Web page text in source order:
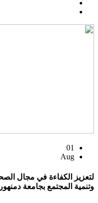
01
Aug
لتعزيز الكفاءة في مجال
وتنمية المجتمع بجامعة